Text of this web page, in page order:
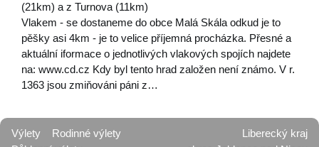
(21km) a z Turnova (11km)
Vlakem - se dostaneme do obce Malá Skála odkud je to
pěšky asi 4km - je to velice příjemná procházka. Přesné a
aktuální iformace o jednotlivých vlakových spojích najdete
na: www.cd.cz Kdy byl tento hrad založen není známo. V r.
1363 jsou zmiňováni páni z…
Výlety
Rodinné výlety
Liberecký kraj